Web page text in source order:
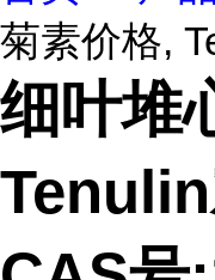
菊素价格,
细叶堆